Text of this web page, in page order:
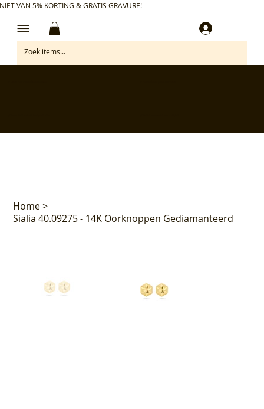
VAN 5% KORTING & GRATIS GRAVURE!
Home>
Sialia 40.09275 - 14K Oorknoppen Gediamanteerd